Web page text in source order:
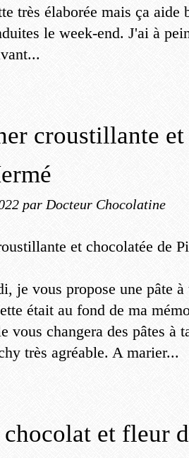
très élaborée mais ça aide
le week-end. J'ai à
croustillante
par Docteur Chocolatine
je vous propose une pâte
était au fond de ma
vous changera des pâtes à
très agréable. A marier...
et fleur